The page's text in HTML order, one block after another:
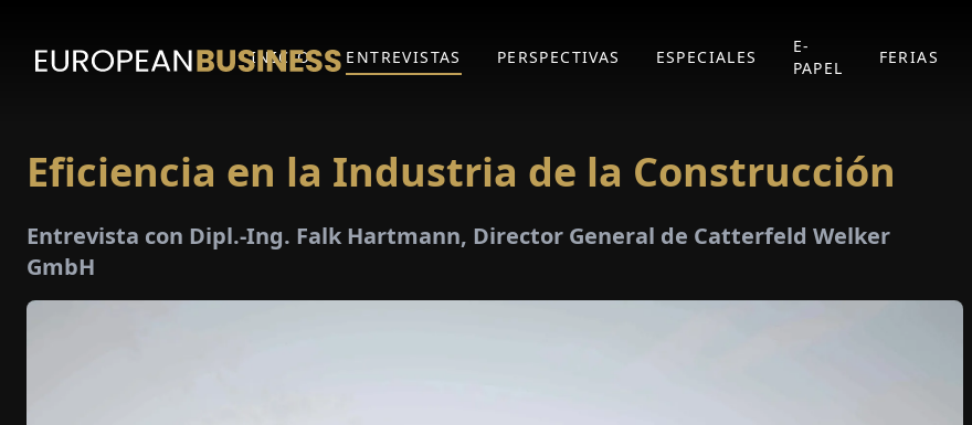
INICIO ENTREVISTAS PERSPECTIVAS ESPECIALES
E-
PAPEL
FERIAS
Eficiencia en la Industria de la Construcción
Entrevista con Dipl.-Ing. Falk Hartmann, Director General de Catterfeld Welker
GmbH